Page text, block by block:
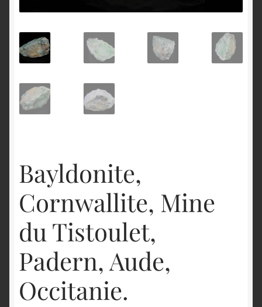
Bayldonite,
Cornwallite, Mine
du Tistoulet,
Padern, Aude,
Occitanie.